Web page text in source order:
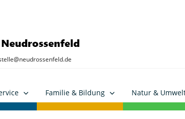
Familie & Bildung Natur &